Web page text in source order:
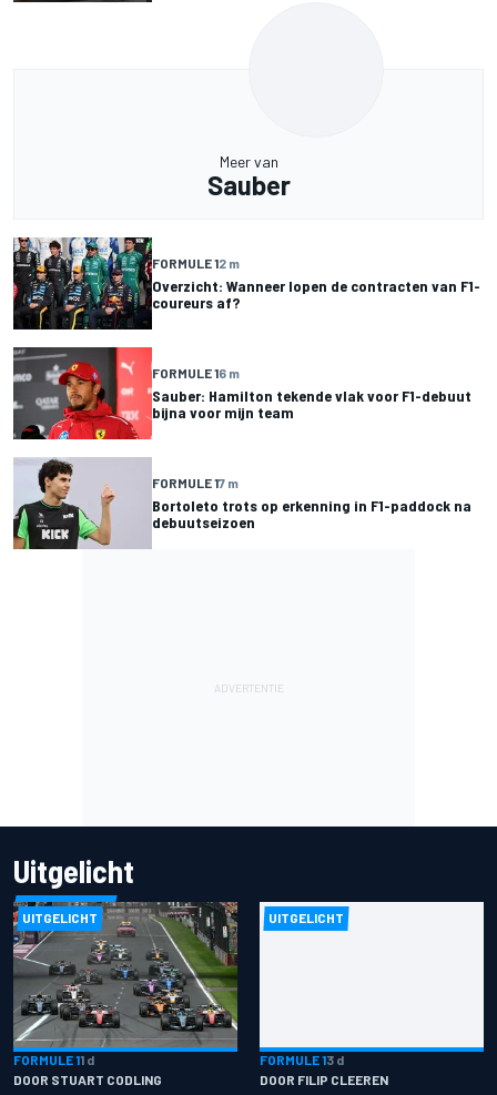
Meer van
Sauber
FORMULE 12 m
Overzicht: Wanneer lopen de contracten van F1-
coureurs af?
FORMULE 16 m
Sauber: Hamilton tekende vlak voor F1-debuut
bijna voor mijn team
FORMULE 17 m
Bortoleto trots op erkenning in F1-paddock na
debuutseizoen
Uitgelicht
UITGELICHT
FORMULE 11 d
DOOR STUART CODLING
UITGELICHT
FORMULE 13 d
DOOR FILIP CLEEREN